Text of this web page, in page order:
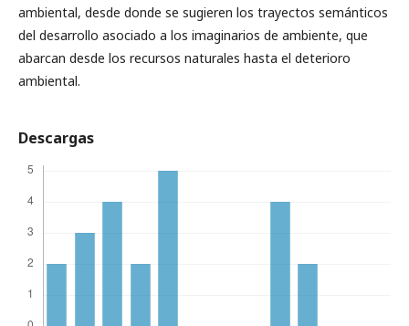
ambiental, desde donde se sugieren los trayectos semánticos
del desarrollo asociado a los imaginarios de ambiente, que
abarcan desde los recursos naturales hasta el deterioro
ambiental.
Descargas